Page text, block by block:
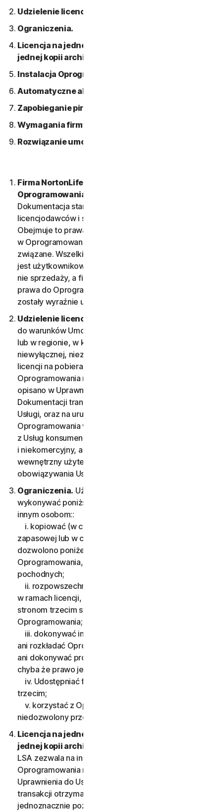
Udzielenie licencji.
Ograniczenia.
Licencja na jedno urządzenie; prawo do tylko
jednej kopii archiwalnej lub zapasowej.
Instalacja Oprogramowania.
Automatyczne aktualizacje składników.
Zapobieganie piractwu Oprogramowania.
Wymagania firmy Apple.
Rozwiązanie umowy.
Firma NortonLifeLock jest właścicielem
Oprogramowania.
Dokumentacja stanowią własność firmy lub jej
licencjodawców i są chronione prawami autorskimi.
Obejmuje to prawa własności intelektualnej zawarte
w Oprogramowaniu i Dokumentacji oraz z nimi
związane. Wszelkie Oprogramowanie udostępniane
jest użytkownikowi przez firmę w ramach licencji, a
nie sprzedaży, a firma zastrzega sobie wszelkie
prawa do Oprogramowania i Dokumentacji, które nie
zostały wyraźnie udzielone w warunkach umowy LSA.
Udzielenie licencji.
do warunków Umowy LSA Firma udziela na terytorium
lub w regionie, w którym nabyto Oprogramowanie,
niewyłącznej, niezbywalnej, ograniczonej czasowo
licencji na pobieranie i instalację kopii
Oprogramowania na posiadanym Urządzeniu, jak
opisano w Uprawnieniach Usługi lub odpowiedniej
Dokumentacji transakcji otrzymanej od Dostawcy
Usługi, oraz na uruchomienie takiej kopii
Oprogramowania wyłącznie w celu korzystania
z Usług konsumenckich na użytek własny
i niekomercyjny, a z Usług biznesowych na
wewnętrzny użytek biznesowy przez okres
obowiązywania Usługi.
Ograniczenia. Użytkownik nie może samodzielnie
wykonywać poniższych czynności ani zezwalać na nie
innym osobom::
i. kopiować (w celach innych niż wykonanie kopii
zapasowej lub w celach jego zarchiwizowania, jak
dozwolono poniżej) ani modyfikować
Oprogramowania, ani tworzyć na jego podstawie prac
pochodnych;
ii. rozpowszechniać, przekazywać, udostępniać
w ramach licencji, podnajmować ani wypożyczać
stronom trzecim swoich praw do użytkowania
Oprogramowania;
iii. dokonywać inżynierii wstecznej, dekompilować
ani rozkładać Oprogramowania na części pierwsze,
ani dokonywać prób poznania kodu źródłowego,
chyba że prawo jednoznacznie na to pozwala;
iv. Udostępniać funkcji Oprogramowania stronom
trzecim;
v. korzystać z Oprogramowania w dowolny sposób
niedozwolony przez Umowę LSA.
Licencja na jedno urządzenie; prawo do tylko
jednej kopii archiwalnej lub zapasowej.
LSA zezwala na instalację jednej kopii
Oprogramowania na jednym Urządzeniu, chyba że
Uprawnienia do Usługi lub odpowiednie dokumenty
transakcji otrzymane od Dostawcy Usługi
jednoznacznie pozwalają na korzystanie